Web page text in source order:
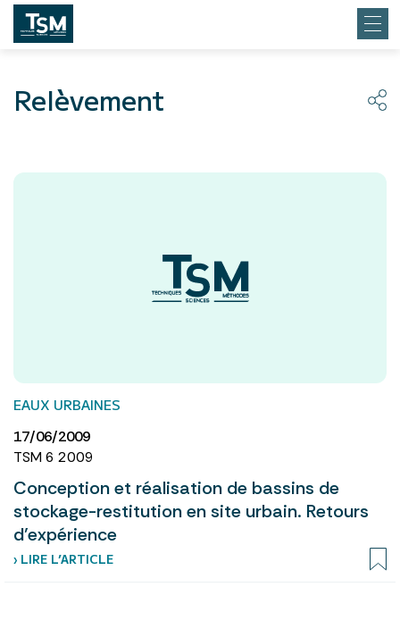
Relèvement
EAUX URBAINES
17/06/2009
TSM 6 2009
Conception et réalisation de bassins de
stockage-restitution en site urbain. Retours
d’expérience
› LIRE L’ARTICLE